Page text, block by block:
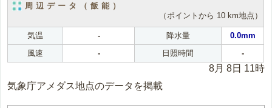
周辺データ（飯能）
（ポイントから 10 km地点）
気温 - 降水量
0.0mm
風速
- 日照時間 -
8月 8日 11時
気象庁アメダス地点のデータを掲載